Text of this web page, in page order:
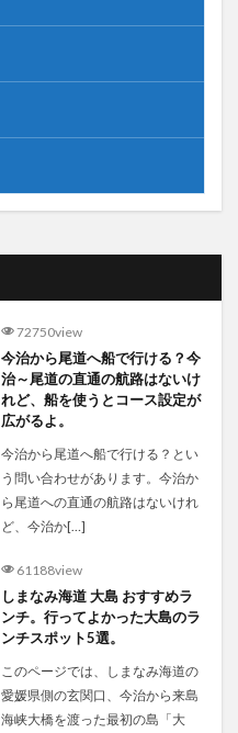
72750view
今治から尾道へ船で行ける？今
治～尾道の直通の航路はないけ
れど、船を使うとコース設定が
広がるよ。
今治から尾道へ船で行ける？とい
う問い合わせがあります。今治か
ら尾道への直通の航路はないけれ
ど、今治か[…]
61188view
しまなみ海道 大島 おすすめラ
ンチ。行ってよかった大島のラ
ンチスポット5選。
このページでは、しまなみ海道の
愛媛県側の玄関口、今治から来島
海峡大橋を渡った最初の島「大